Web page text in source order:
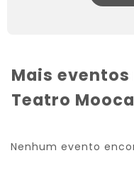
Mais
Teatro Mooca
Nenhum evento